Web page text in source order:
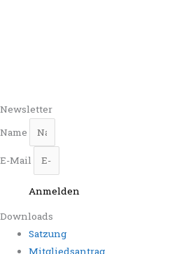
Newsletter
Name
E-Mail
Anmelden
Downloads
Satzung
Mitgliedsantrag